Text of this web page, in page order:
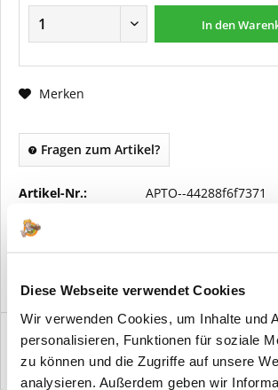
Diese Webseite verwendet Cookies
Wir verwenden Cookies, um Inhalte und
personalisieren, Funktionen für soziale
zu können und die Zugriffe auf unsere
analysieren. Außerdem geben wir
In den
Merken
Fragen zum Artikel?
Artikel-Nr.: APTO--44288f6f7371
Vorteile
Windfangelemente online am Bildschirm
einbaufertig bestellen. In wenigen...